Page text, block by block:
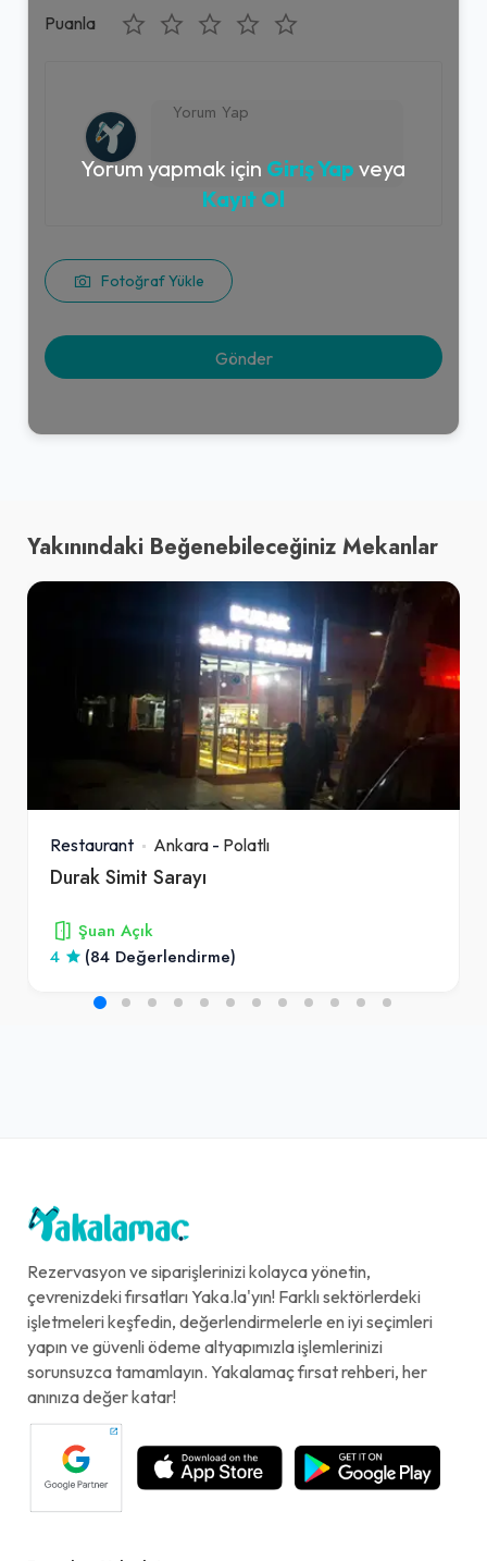
Puanla
Fotoğraf Yükle
Yorum yapmak için Giriş Yap veya
Kayıt Ol
Yakınındaki Beğenebileceğiniz Mekanlar
Restaurant Ankara - Polatlı
Durak Simit Sarayı
Şuan Açık
4
(84 Değerlendirme)
Rezervasyon ve siparişlerinizi kolayca yönetin,
çevrenizdeki fırsatları Yaka.la'yın! Farklı sektörlerdeki
işletmeleri keşfedin, değerlendirmelerle en iyi seçimleri
yapın ve güvenli ödeme altyapımızla işlemlerinizi
sorunsuzca tamamlayın. Yakalamaç fırsat rehberi, her
anınıza değer katar!